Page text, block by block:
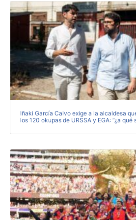
Iñaki García Calvo exige a la alcaldesa
los 120 okupas de URSSA y EGA: “¿a qué